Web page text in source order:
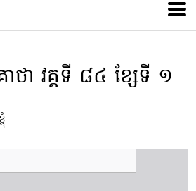
ថា វគ្គទី ៨៤ ខ្សែទី ១